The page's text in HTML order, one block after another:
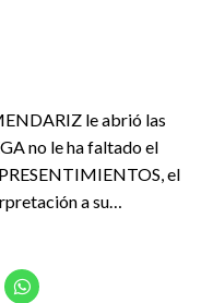
le abrió las
no le ha faltado el
el
a su…